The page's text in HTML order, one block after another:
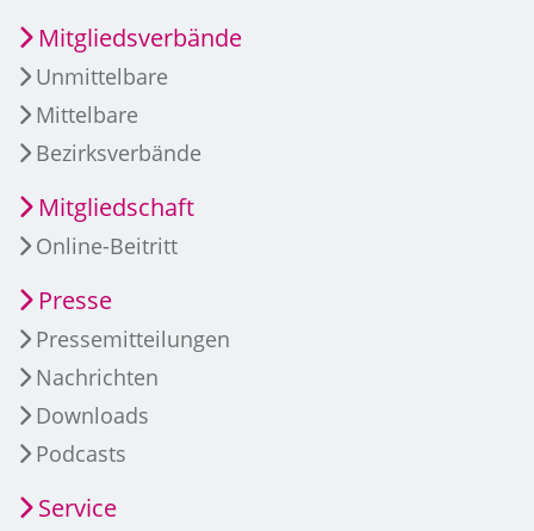
Mitgliedsverbände
Unmittelbare
Mittelbare
Bezirksverbände
Mitgliedschaft
Online-Beitritt
Presse
Pressemitteilungen
Nachrichten
Downloads
Podcasts
Service